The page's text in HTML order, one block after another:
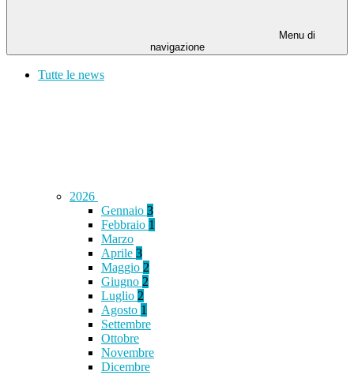
Menu di
navigazione
Tutte le news
2026
Gennaio 3
Febbraio 1
Marzo
Aprile 3
Maggio 2
Giugno 2
Luglio 2
Agosto 1
Settembre
Ottobre
Novembre
Dicembre